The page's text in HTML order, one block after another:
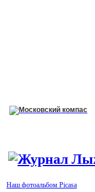
Наш фотоальбом Picasa